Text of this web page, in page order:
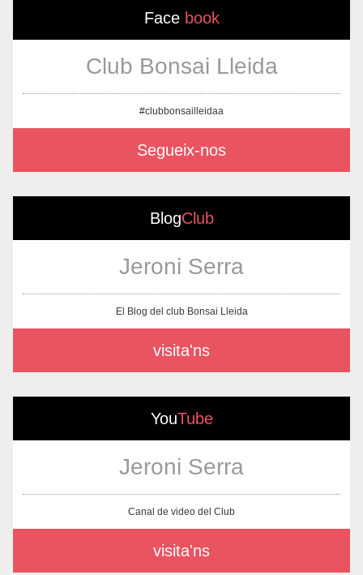
Face book
Club Bonsai Lleida
#clubbonsailleidaa
Segueix-nos
BlogClub
Jeroni Serra
El Blog del club Bonsai Lleida
visita'ns
YouTube
Jeroni Serra
Canal de video del Club
visita'ns